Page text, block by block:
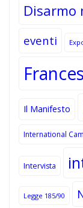
Disarmo
eventi
Il Manifesto
International
Intervista
Legge 185/90